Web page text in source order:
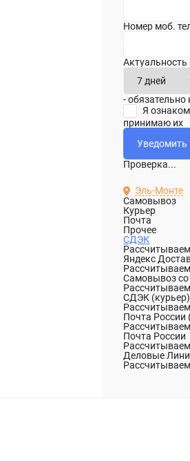
Номер моб.
Актуальность
-
Я
принимаю их
Проверка...
Эль-Монте
Самовывоз
Курьер
Почта
Прочее
СДЭК
Яндекс
Самовывоз со
СДЭК (курьер)
Почта России
Почта России
Деловые